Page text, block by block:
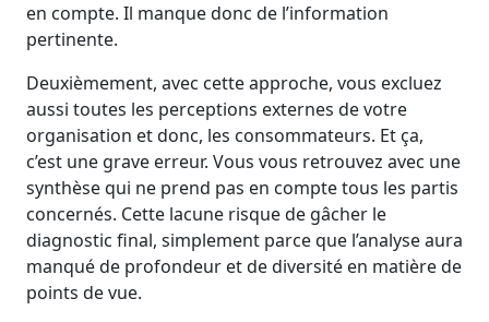
en compte. Il manque donc de l’information
pertinente.
Deuxièmement, avec cette approche, vous excluez
aussi toutes les perceptions externes de votre
organisation et donc, les consommateurs. Et ça,
c’est une grave erreur. Vous vous retrouvez avec une
synthèse qui ne prend pas en compte tous les partis
concernés. Cette lacune risque de gâcher le
diagnostic final, simplement parce que l’analyse aura
manqué de profondeur et de diversité en matière de
points de vue.